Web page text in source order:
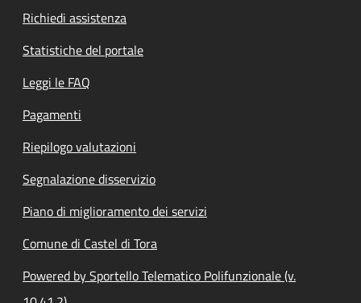
Richiedi assistenza
Statistiche del portale
Leggi le FAQ
Pagamenti
Riepilogo valutazioni
Segnalazione disservizio
Piano di miglioramento dei servizi
Comune di Castel di Tora
Powered by Sportello Telematico Polifunzionale (v.